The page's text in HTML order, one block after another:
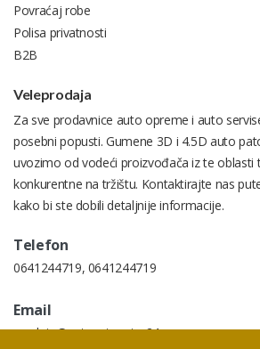
Povraćaj robe
Polisa privatnosti
B2B
Veleprodaja
Za sve prodavnice auto opreme i auto
posebni popusti. Gumene 3D i 4.5D auto
uvozimo od vodeći proizvođača iz te oblasti
konkurentne na tržištu. Kontaktirajte nas
kako bi ste dobili detaljnije informacije.
Telefon
0641244719, 0641244719
Email
prodaja@autopatosnice24.rs